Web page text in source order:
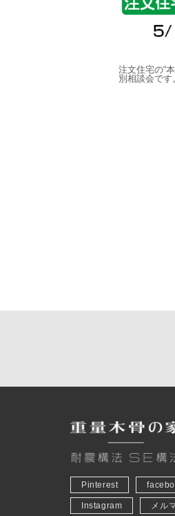
注文住宅の“
別相談会です
Pinterest
Instagram メル